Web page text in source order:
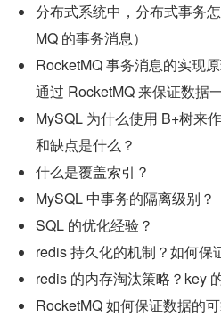
分布式系统中，分布式事务
MQ 的事务消息）
RocketMQ 事务消息的实现
通过 RocketMQ 来保证数据
MySQL 为什么使用 B+树来
和缺点是什么？
什么是覆盖索引？
MySQL 中事务的隔离级别？
SQL 的优化经验？
redis 持久化的机制？如何保
redis 的内存淘汰策略？key
RocketMQ 如何保证数据的